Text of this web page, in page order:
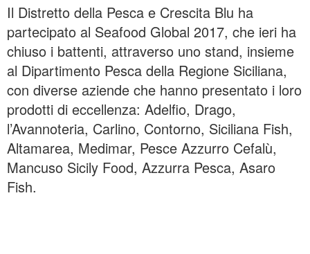
Il Distretto della Pesca e Crescita Blu ha
partecipato al Seafood Global 2017, che ieri ha
chiuso i battenti, attraverso uno stand, insieme
al Dipartimento Pesca della Regione Siciliana,
con diverse aziende che hanno presentato i loro
prodotti di eccellenza: Adelfio, Drago,
l’Avannoteria, Carlino, Contorno, Siciliana Fish,
Altamarea, Medimar, Pesce Azzurro Cefalù,
Mancuso Sicily Food, Azzurra Pesca, Asaro
Fish.